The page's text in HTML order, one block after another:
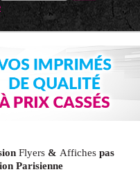
Flyers & Affiches pas
Parisienne